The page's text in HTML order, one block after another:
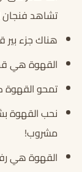
تشاهد
هناك جزء
القهوة هي
تمحو
نحب القهوة
مشروب!
القهوة هي